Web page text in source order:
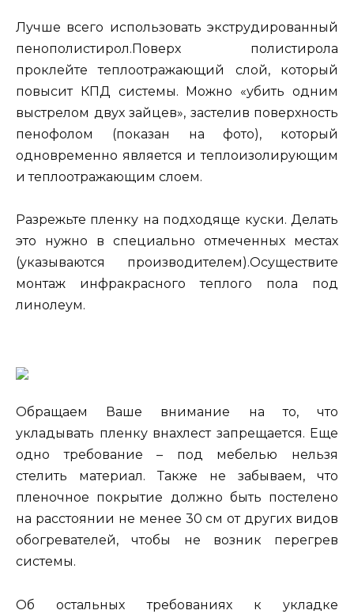
Лучше всего использовать экструдированный
пенополистирол.Поверх полистирола
проклейте теплоотражающий слой, который
повысит КПД системы. Можно «убить одним
выстрелом двух зайцев», застелив поверхность
пенофолом (показан на фото), который
одновременно является и теплоизолирующим
и теплоотражающим слоем.
Разрежьте пленку на подходяще куски. Делать
это нужно в специально отмеченных местах
(указываются производителем).Осуществите
монтаж инфракрасного теплого пола под
линолеум.
Обращаем Ваше внимание на то, что
укладывать пленку внахлест запрещается. Еще
одно требование – под мебелью нельзя
стелить материал. Также не забываем, что
пленочное покрытие должно быть постелено
на расстоянии не менее 30 см от других видов
обогревателей, чтобы не возник перегрев
системы.
Об остальных требованиях к укладке